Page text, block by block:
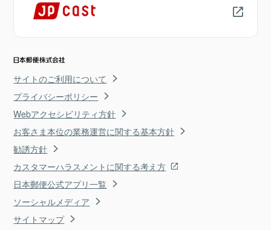
サイトのご利用について
プライバシーポリシー
Webアクセシビリティ方針
お客さま本位の業務運営に関する基本方針
勧誘方針
カスタマーハラスメントに関する考え方
日本郵便公式アプリ一覧
ソーシャルメディア
サイトマップ